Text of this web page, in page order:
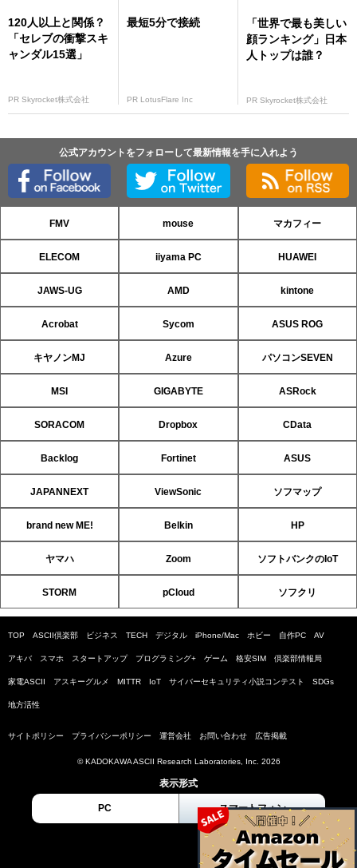
120人以上と関係？
「セレブの衝撃スキ
ャンダル15選」
PR Skyrocket株式会社
最短5分で接続
PR LotusFlare Inc
「世界で最も美しい
顔ランキング」日本
人トップは誰？
PR Skyrocket株式会社
公式アカウントをフォローして最新情報を手に入れよう
FMV mouse マカフィー
ELECOM iiyama PC HUAWEI
JAWS-UG AMD kintone
Acrobat Sycom ASUS ROG
キヤノンMJ Azure パソコンSEVEN
MSI GIGABYTE ASRock
SORACOM Dropbox CData
Backlog Fortinet ASUS
JAPANNEXT ViewSonic ソフマップ
brand new ME! Belkin HP
ヤマハ Zoom ソフトバンクのIoT
STORM pCloud ソフクリ
TOP ASCII倶楽部 ビジネス TECH デジタル iPhone/Mac ホビー 自作PC AV
アキバ スマホ スタートアップ プログラミング+ ゲーム 格安SIM 倶楽部情報局
家電ASCII アスキーグルメ MITTR IoT サイバーセキュリティ小説コンテスト SDGs
地方活性
サイトポリシー プライバシーポリシー 運営会社 お問い合わせ 広告掲載
© KADOKAWA ASCII Research Laboratories, Inc. 2026
表示形式
PC スマートフォン